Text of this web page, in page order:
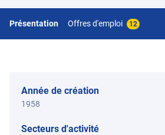
Présentation Offres d'emploi 12
Année de création
1958
Secteurs d'activité